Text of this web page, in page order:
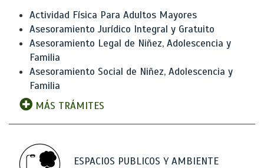
Actividad Física Para Adultos Mayores
Asesoramiento Jurídico Integral y Gratuito
Asesoramiento Legal de Niñez, Adolescencia y
Familia
Asesoramiento Social de Niñez, Adolescencia y
Familia
MÁS TRÁMITES
ESPACIOS PUBLICOS Y AMBIENTE